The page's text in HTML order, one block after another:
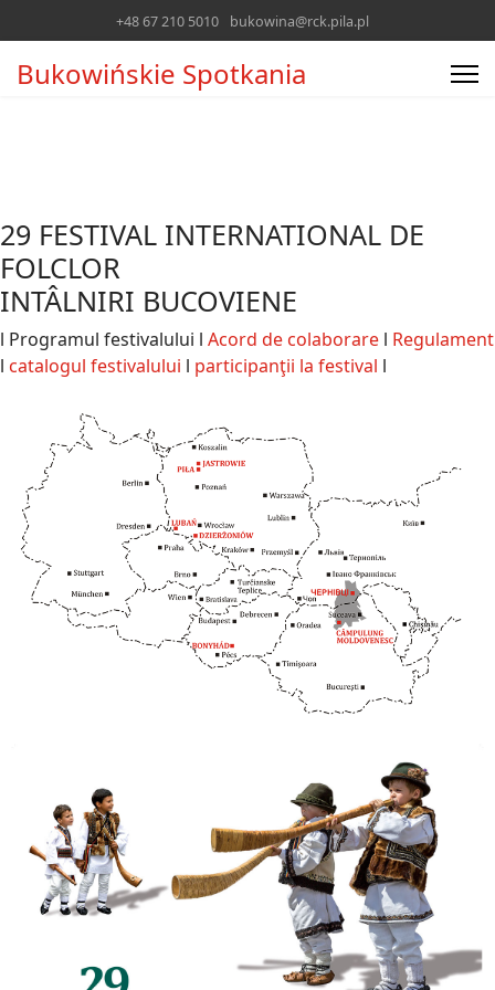
+48 67 210 5010 bukowina@rck.pila.pl
Bukowińskie Spotkania
29 FESTIVAL INTERNATIONAL DE
FOLCLOR
INTÂLNIRI BUCOVIENE
l Programul festivalului l Acord de colaborare l Regulament
l catalogul festivalului l participanţii la festival l